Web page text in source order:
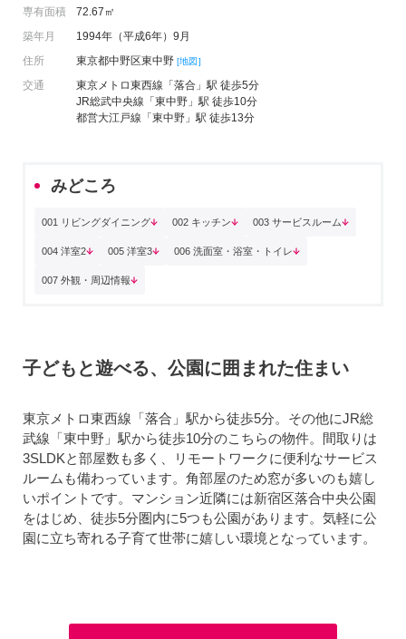
専有面積
72.67㎡
築年月
1994年（平成6年）9月
住所
東京都中野区東中野 [地図]
交通
東京メトロ東西線「落合」駅 徒歩5分
JR総武中央線「東中野」駅 徒歩10分
都営大江戸線「東中野」駅 徒歩13分
みどころ
001 リビングダイニング 002 キッチン 003 サービスルーム
004 洋室2 005 洋室3 006 洗面室・浴室・トイレ
007 外観・周辺情報
子どもと遊べる、公園に囲まれた住まい
東京メトロ東西線「落合」駅から徒歩5分。その他にJR総
武線「東中野」駅から徒歩10分のこちらの物件。間取りは
3SLDKと部屋数も多く、リモートワークに便利なサービス
ルームも備わっています。角部屋のため窓が多いのも嬉し
いポイントです。マンション近隣には新宿区落合中央公園
をはじめ、徒歩5分圏内に5つも公園があります。気軽に公
園に立ち寄れる子育て世帯に嬉しい環境となっています。